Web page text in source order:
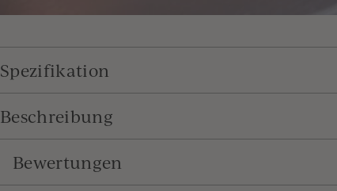
Spezifikation
Beschreibung
Bewertungen